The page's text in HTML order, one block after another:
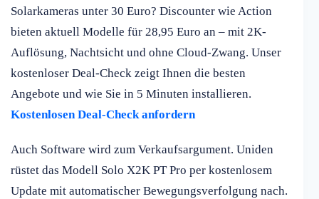
Solarkameras unter 30 Euro? Discounter wie Action
bieten aktuell Modelle für 28,95 Euro an – mit 2K-
Auflösung, Nachtsicht und ohne Cloud-Zwang. Unser
kostenloser Deal-Check zeigt Ihnen die besten
Angebote und wie Sie in 5 Minuten installieren.
Kostenlosen Deal-Check anfordern
Auch Software wird zum Verkaufsargument. Uniden
rüstet das Modell Solo X2K PT Pro per kostenlosem
Update mit automatischer Bewegungsverfolgung nach.